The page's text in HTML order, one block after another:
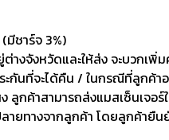
ชาร์จ 3%)
างจังหวัดและให้ส่ง จะบวกเพิ่
ะกันที่จะได้คืน / ในกรณีที่ลูกค้า
ลูกค้าสามารถส่งแมสเซ็นเจอร์
ลายทางจากลูกค้า โดยลูกค้ายื